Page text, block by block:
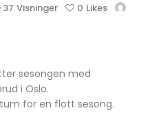
37 Visninger 0 Likes
sesongen med
i Oslo.
for en flott sesong.